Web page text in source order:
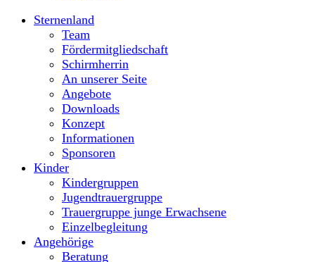
Sternenland
Team
Fördermitgliedschaft
Schirmherrin
An unserer Seite
Angebote
Downloads
Konzept
Informationen
Sponsoren
Kinder
Kindergruppen
Jugendtrauergruppe
Trauergruppe junge Erwachsene
Einzelbegleitung
Angehörige
Beratung